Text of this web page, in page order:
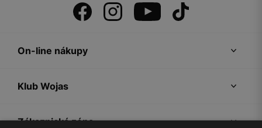
On-line nákupy
Klub Wojas
Zákaznická zóna